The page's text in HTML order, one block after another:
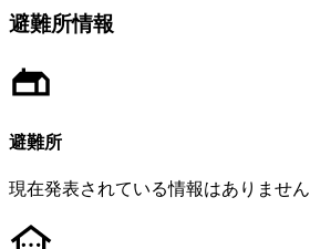
避難所情報
避難所
現在発表されている情報はありません